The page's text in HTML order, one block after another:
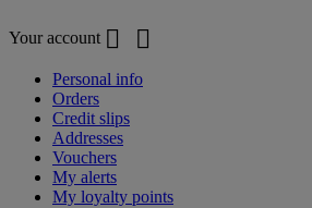
Your account  
Personal info
Orders
Credit slips
Addresses
Vouchers
My alerts
My loyalty points